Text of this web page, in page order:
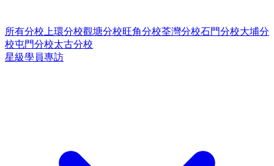
所有分校 上環分校觀塘分校旺角分校荃灣分校石門分校大埔分
校屯門分校太古分校
星級學員專訪